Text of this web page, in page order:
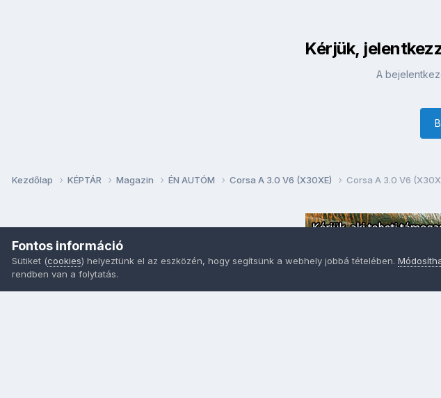
Kérjük,
A
Kezdőlap KÉPTÁR Magazin ÉN AUTÓM Corsa A 3.0 V6 (X30XE) Corsa A 3.0 V6
Fontos információ
Sütiket (cookies) helyeztünk el az eszközén, hogy segítsünk a webhely jobbá tételében.
rendben van a folytatás.